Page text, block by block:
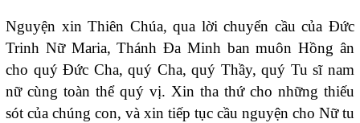
Nguyện xin Thiên Chúa, qua lời chuyển cầu của Đức
Trinh Nữ Maria, Thánh Đa Minh ban muôn Hồng ân
cho quý Đức Cha, quý Cha, quý Thầy, quý Tu sĩ nam
nữ cùng toàn thể quý vị. Xin tha thứ cho những thiếu
sót của chúng con, và xin tiếp tục cầu nguyện cho Nữ tu